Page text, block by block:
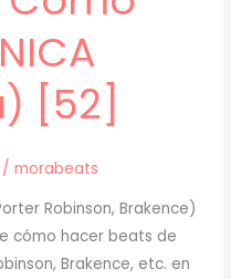
[52]
/morabeats
Robinson, Brakence)
cómo hacer beats de
Brakence, etc. en